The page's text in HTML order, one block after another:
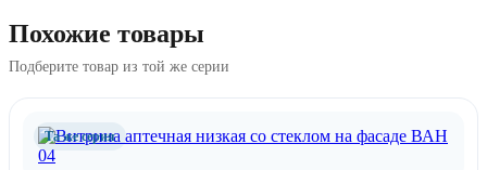
Похожие товары
Подберите товар из той же серии
Та же серия